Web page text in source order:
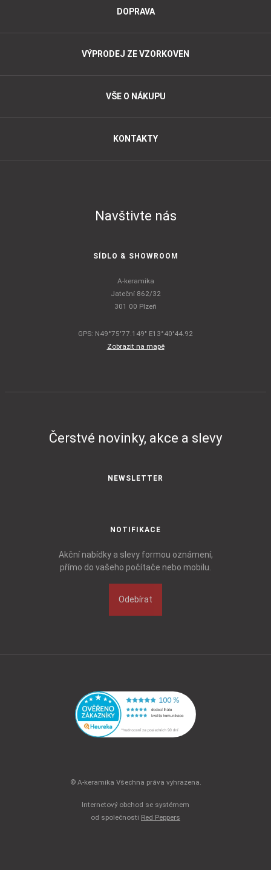
DOPRAVA
VÝPRODEJ ZE VZORKOVEN
VŠE O NÁKUPU
KONTAKTY
Navštivte nás
SÍDLO & SHOWROOM
A-keramika
Jateční 862/32
301 00 Plzeň
GPS: N49°75'77.149" E13°40'44.92
Zobrazit na mapě
Čerstvé novinky, akce a slevy
NEWSLETTER
NOTIFIKACE
Akční nabídky a slevy formou oznámení,
přímo do vašeho počítače nebo mobilu.
Odebírat
© A-keramika Všechna práva vyhrazena.
Internetový obchod se systémem
od společnosti Red Peppers